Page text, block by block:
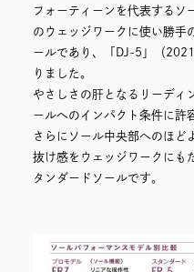
フォーティーンを代表するソ
のウェッジワークに使い勝手
ールであり、「DJ-5」（
りました。
やさしさの肝となるリーディ
ールへのインパクト条件に許
さらにソール中央部へのほど
抜け感をウェッジワークにも
タンダードソールです。